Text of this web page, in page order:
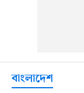
বাংলাদেশ